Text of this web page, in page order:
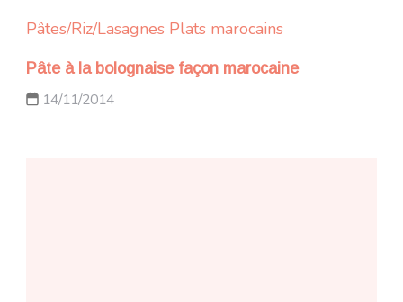
Pâtes/Riz/Lasagnes Plats marocains
Pâte à la bolognaise façon marocaine
14/11/2014